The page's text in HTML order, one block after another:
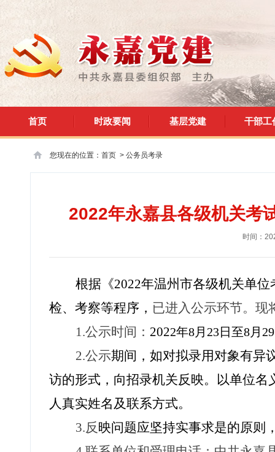
首页 时政要闻 基层党建 干部工
您现在的位置： 首页 > 公务员考录
2022年永嘉县各级机关考
时间：
根据《2022年温州市各级机关单
检、考察等程序， 已进入公示环节。现
1.公示时间： 2022年8月23日至8月
2.公示期间，如对拟录用对象有异
访的形式，向招录机关反映。以单位
人真实姓名及联系方式。
3.反映问题应坚持实事求是的原则